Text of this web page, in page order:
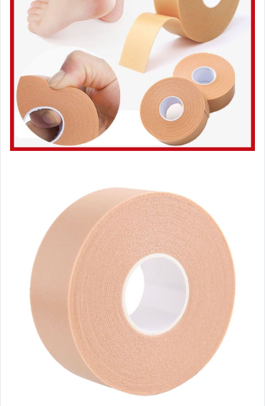
家電與影音視聽
美食與地方特產